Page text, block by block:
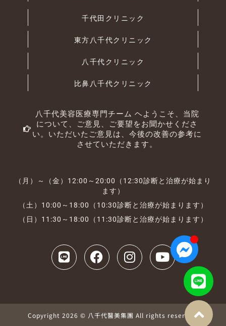
千代田クリニック
東方八千代クリニック
八千代クリニック
比鼻八千代クリニック
八千代美容医療専門チーム ヘようこそ、当院
について、ご意見、ご要望をお聞かせくださ
い。いただいたご意見は、今後の改善の参考に
させていただきます。
（月）～（金）12:00～20:00（12:30診断と治療が始まり
ます）
（土）10:00～18:00（10:30診断と治療が始まります）
（日）11:30～18:00（11:30診断と治療が始まります）
Copyright 2026 © 八千代醫美集團 All rights reserved.